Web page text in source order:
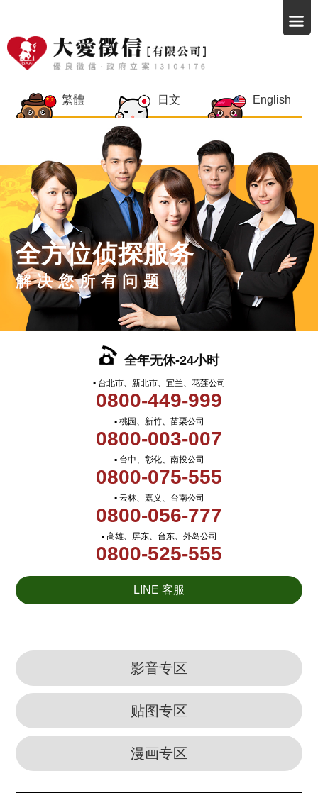
繁體 日文 English
全方位侦探服务
解决您所有问题
全年无休-24小时
▪ 台北市、新北市、宜兰、花莲公司
0800-449-999
▪ 桃园、新竹、苗栗公司
0800-003-007
▪ 台中、彰化、南投公司
0800-075-555
▪ 云林、嘉义、台南公司
0800-056-777
▪ 高雄、屏东、台东、外岛公司
0800-525-555
LINE 客服
影音专区
贴图专区
漫画专区